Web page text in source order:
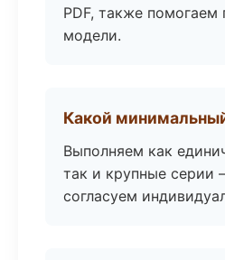
PDF, также помогаем
модели.
Какой
Выполняем как
так и крупные серии
согласуем